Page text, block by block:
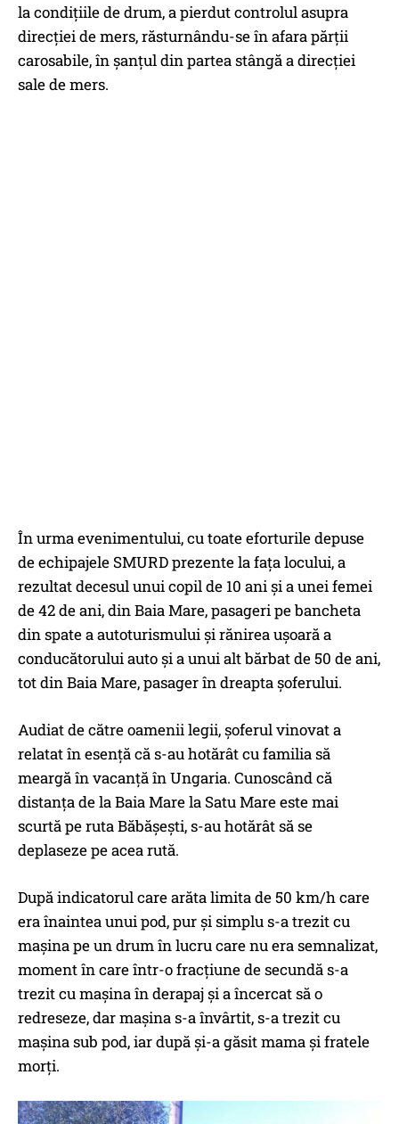
la condițiile de drum, a pierdut controlul asupra
direcției de mers, răsturnându-se în afara părții
carosabile, în șanțul din partea stângă a direcției
sale de mers.
În urma evenimentului, cu toate eforturile depuse
de echipajele SMURD prezente la fața locului, a
rezultat decesul unui copil de 10 ani și a unei femei
de 42 de ani, din Baia Mare, pasageri pe bancheta
din spate a autoturismului și rănirea uşoară a
conducătorului auto şi a unui alt bărbat de 50 de ani,
tot din Baia Mare, pasager în dreapta șoferului.
Audiat de către oamenii legii, șoferul vinovat a
relatat în esență că s-au hotărât cu familia să
meargă în vacanţă în Ungaria. Cunoscând că
distanţa de la Baia Mare la Satu Mare este mai
scurtă pe ruta Băbăşeşti, s-au hotărât să se
deplaseze pe acea rută.
După indicatorul care arăta limita de 50 km/h care
era înaintea unui pod, pur şi simplu s-a trezit cu
maşina pe un drum în lucru care nu era semnalizat,
moment în care într-o fracţiune de secundă s-a
trezit cu maşina în derapaj şi a încercat să o
redreseze, dar maşina s-a învârtit, s-a trezit cu
maşina sub pod, iar după și-a găsit mama şi fratele
morți.